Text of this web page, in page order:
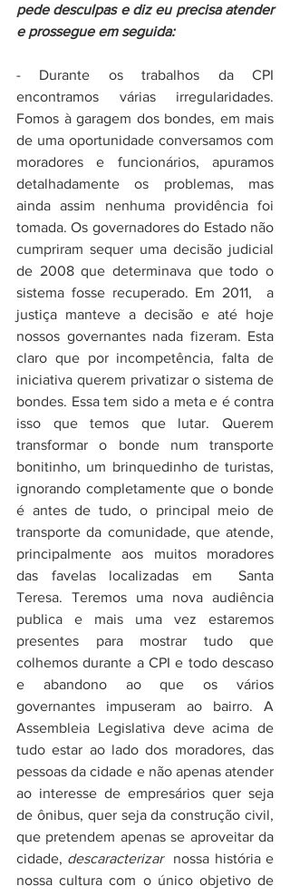
pede desculpas e diz eu precisa atender
e prossegue em seguida:
- Durante os trabalhos da CPI
encontramos várias irregularidades.
Fomos à garagem dos bondes, em mais
de uma oportunidade conversamos com
moradores e funcionários, apuramos
detalhadamente os problemas, mas
ainda assim nenhuma providência foi
tomada. Os governadores do Estado não
cumpriram sequer uma decisão judicial
de 2008 que determinava que todo o
sistema fosse recuperado. Em 2011,  a
justiça manteve a decisão e até hoje
nossos governantes nada fizeram. Esta
claro que por incompetência, falta de
iniciativa querem privatizar o sistema de
bondes. Essa tem sido a meta e é contra
isso que temos que lutar. Querem
transformar o bonde num transporte
bonitinho, um brinquedinho de turistas,
ignorando completamente que o bonde
é antes de tudo, o principal meio de
transporte da comunidade, que atende,
principalmente aos muitos moradores
das favelas localizadas em  Santa
Teresa. Teremos uma nova audiência
publica e mais uma vez estaremos
presentes para mostrar tudo que
colhemos durante a CPI e todo descaso
e abandono ao que os vários
governantes impuseram ao bairro. A
Assembleia Legislativa deve acima de
tudo estar ao lado dos moradores, das
pessoas da cidade e não apenas atender
ao interesse de empresários quer seja
de ônibus, quer seja da construção civil,
que pretendem apenas se aproveitar da
cidade, descaracterizar
  nossa história e
nossa cultura com o único objetivo de